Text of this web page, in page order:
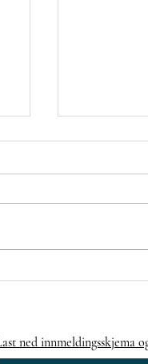
Veke
ned innmeldingsskjema